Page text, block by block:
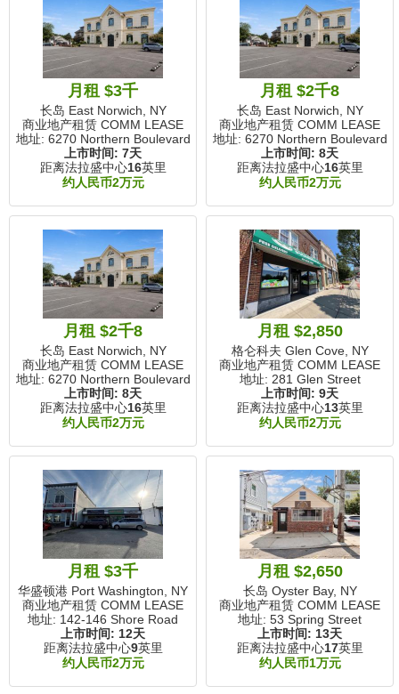
月租 $3千
长岛 East Norwich, NY
商业地产租赁 COMM LEASE
地址: 6270 Northern Boulevard
上市时间: 7天
距离法拉盛中心16英里
约人民币2万元
月租 $2千8
长岛 East Norwich, NY
商业地产租赁 COMM LEASE
地址: 6270 Northern Boulevard
上市时间: 8天
距离法拉盛中心16英里
约人民币2万元
月租 $2千8
长岛 East Norwich, NY
商业地产租赁 COMM LEASE
地址: 6270 Northern Boulevard
上市时间: 8天
距离法拉盛中心16英里
约人民币2万元
月租 $2,850
格仑科夫 Glen Cove, NY
商业地产租赁 COMM LEASE
地址: 281 Glen Street
上市时间: 9天
距离法拉盛中心13英里
约人民币2万元
月租 $3千
华盛顿港 Port Washington, NY
商业地产租赁 COMM LEASE
地址: 142-146 Shore Road
上市时间: 12天
距离法拉盛中心9英里
约人民币2万元
月租 $2,650
长岛 Oyster Bay, NY
商业地产租赁 COMM LEASE
地址: 53 Spring Street
上市时间: 13天
距离法拉盛中心17英里
约人民币1万元